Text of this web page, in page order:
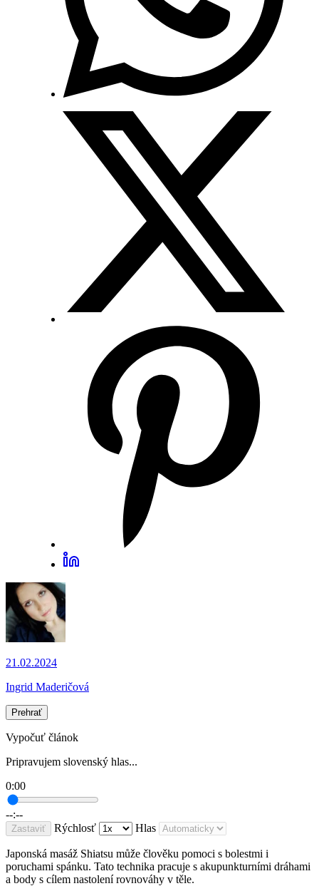
21.02.2024
Ingrid Maderičová
Prehrať
Vypočuť článok
Pripravujem slovenský hlas...
0:00
--:--
Zastaviť Rýchlosť Hlas
Japonská masáž Shiatsu může člověku pomoci s bolestmi i
poruchami spánku. Tato technika pracuje s akupunkturními dráhami
a body s cílem nastolení rovnováhy v těle.